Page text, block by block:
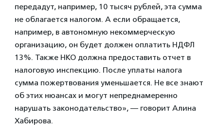
передадут, например, 10 тысяч рублей, эта сумма
не облагается налогом. А если обращается,
например, в автономную некоммерческую
организацию, он будет должен оплатить НДФЛ
13%. Также НКО должна предоставить отчет в
налоговую инспекцию. После уплаты налога
сумма пожертвования уменьшается. Не все знают
об этих нюансах и могут непреднамеренно
нарушать законодательство», — говорит Алина
Хабирова.